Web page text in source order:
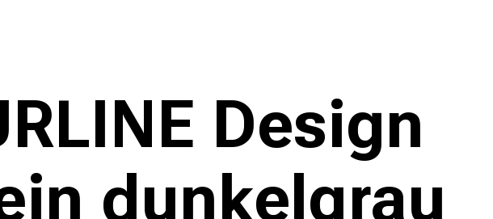
Design
dunkelgrau